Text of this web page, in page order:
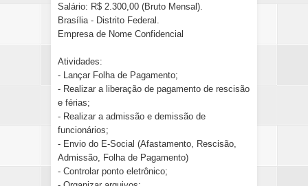
Salário: R$ 2.300,00 (Bruto Mensal).
Brasília - Distrito Federal.
Empresa de Nome Confidencial
Atividades:
- Lançar Folha de Pagamento;
- Realizar a liberação de pagamento de rescisão
e férias;
- Realizar a admissão e demissão de
funcionários;
- Envio do E-Social (Afastamento, Rescisão,
Admissão, Folha de Pagamento)
- Controlar ponto eletrônico;